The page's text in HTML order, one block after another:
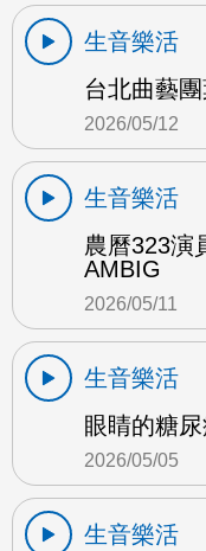
生音樂活
台北曲藝
2026/05/12
生音樂活
農曆323演
AMBIG
2026/05/11
生音樂活
眼睛的糖
2026/05/05
生音樂活